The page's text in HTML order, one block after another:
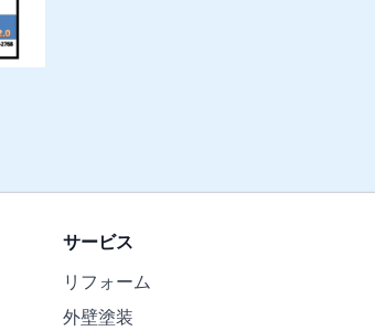
サービス
リフォーム
外壁塗装